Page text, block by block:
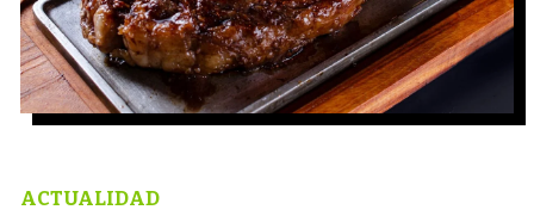
ACTUALIDAD